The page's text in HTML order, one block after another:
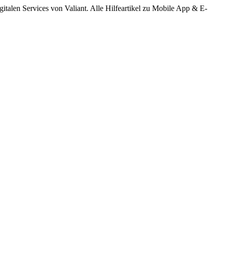
Services von Valiant. Alle Hilfeartikel zu Mobile App & E-